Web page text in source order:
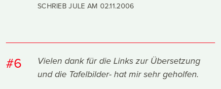
SCHRIEB JULE AM 02.11.2006
#6
Vielen dank für die Links zur Übersetzung
und die Tafelbilder- hat mir sehr geholfen.